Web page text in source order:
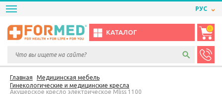
РУС
КАТАЛОГ
0
Главная
Медицинская мебель
Гинекологические и медицинские кресла
Акушерское кресло электрическое Mliss 1100